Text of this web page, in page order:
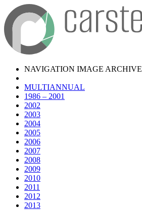
NAVIGATION IMAGE ARCHIVE
MULTIANNUAL
1986 – 2001
2002
2003
2004
2005
2006
2007
2008
2009
2010
2011
2012
2013